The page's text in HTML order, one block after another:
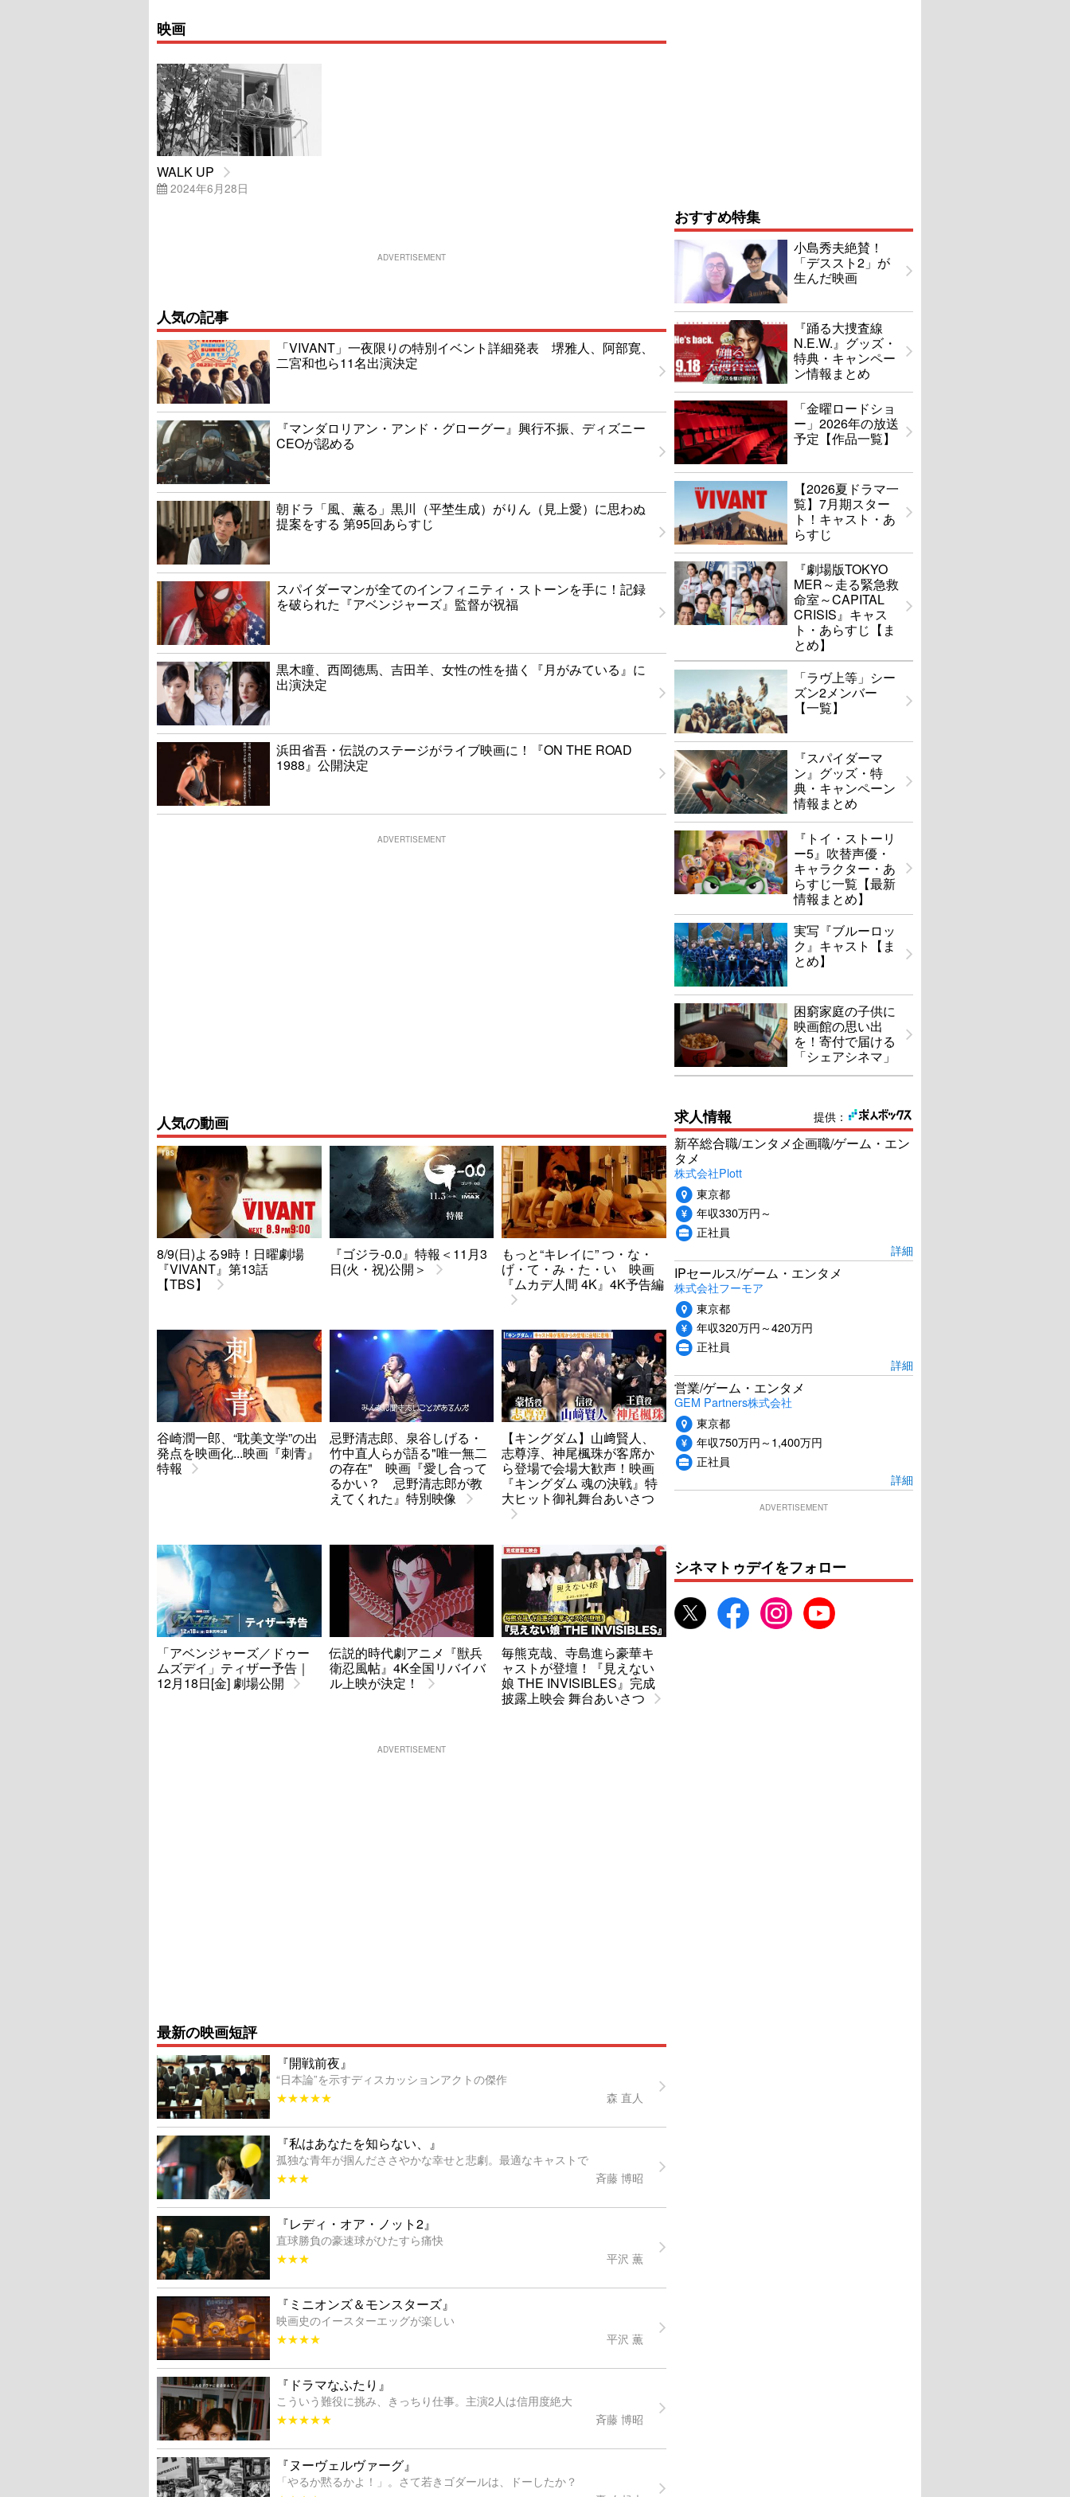
映画
WALK UP
2024年6月28日
ADVERTISEMENT
人気の記事
「VIVANT」一夜限りの特別イベント詳細発表 堺雅人、阿部寛、
二宮和也ら11名出演決定
『マンダロリアン・アンド・グローグー』興行不振、ディズニー
CEOが認める
朝ドラ「風、薫る」黒川（平埜生成）がりん（見上愛）に思わぬ
提案をする 第95回あらすじ
スパイダーマンが全てのインフィニティ・ストーンを手に！記録
を破られた『アベンジャーズ』監督が祝福
黒木瞳、西岡徳馬、吉田羊、女性の性を描く『月がみている』に
出演決定
浜田省吾・伝説のステージがライブ映画に！『ON THE ROAD
1988』公開決定
ADVERTISEMENT
人気の動画
8/9(日)よる9時！日曜劇場
『VIVANT』第13話
【TBS】
『ゴジラ-0.0』特報＜11月3
日(火・祝)公開＞
もっと“キレイに” つ・な・
げ・て・み・た・い 映画
『ムカデ人間 4K』4K予告編
谷崎潤一郎、“耽美文学”の出
発点を映画化...映画『刺青』
特報
忌野清志郎、泉谷しげる・
竹中直人らが語る"唯一無二
の存在" 映画『愛し合って
るかい？ 忌野清志郎が教
えてくれた』特別映像
【キングダム】山﨑賢人、
志尊淳、神尾楓珠が客席か
ら登場で会場大歓声！映画
『キングダム 魂の決戦』特
大ヒット御礼舞台あいさつ
「アベンジャーズ／ドゥー
ムズデイ」ティザー予告｜
12月18日[金] 劇場公開
伝説的時代劇アニメ『獣兵
衛忍風帖』4K全国リバイバ
ル上映が決定！
毎熊克哉、寺島進ら豪華キ
ャストが登壇！『見えない
娘 THE INVISIBLES』完成
披露上映会 舞台あいさつ
ADVERTISEMENT
最新の映画短評
『開戦前夜』
“日本論”を示すディスカッションアクトの傑作
★★★★★
森 直人
『私はあなたを知らない、』
孤独な青年が掴んだささやかな幸せと悲劇。最適なキャストで
★★★
斉藤 博昭
『レディ・オア・ノット2』
直球勝負の豪速球がひたすら痛快
★★★
平沢 薫
『ミニオンズ＆モンスターズ』
映画史のイースターエッグが楽しい
★★★★
平沢 薫
『ドラマなふたり』
こういう難役に挑み、きっちり仕事。主演2人は信用度絶大
★★★★★
斉藤 博昭
『ヌーヴェルヴァーグ』
「やるか黙るかよ！」。さて若きゴダールは、ドーしたか？
おすすめ特集
小島秀夫絶賛！
「デススト2」が
生んだ映画
『踊る大捜査線
N.E.W.』グッズ・
特典・キャンペー
ン情報まとめ
「金曜ロードショ
ー」2026年の放送
予定【作品一覧】
【2026夏ドラマ一
覧】7月期スター
ト！キャスト・あ
らすじ
『劇場版TOKYO
MER～走る緊急救
命室～CAPITAL
CRISIS』キャス
ト・あらすじ【ま
とめ】
「ラヴ上等」シー
ズン2メンバー
【一覧】
『スパイダーマ
ン』グッズ・特
典・キャンペーン
情報まとめ
『トイ・ストーリ
ー5』吹替声優・
キャラクター・あ
らすじ一覧【最新
情報まとめ】
実写『ブルーロッ
ク』キャスト【ま
とめ】
困窮家庭の子供に
映画館の思い出
を！寄付で届ける
「シェアシネマ」
提供：
求人情報
新卒総合職/エンタメ企画職/ゲーム・エン
タメ
株式会社Plott
東京都
年収330万円～
正社員
詳細
IPセールス/ゲーム・エンタメ
株式会社フーモア
東京都
年収320万円～420万円
正社員
詳細
営業/ゲーム・エンタメ
GEM Partners株式会社
東京都
年収750万円～1,400万円
正社員
詳細
ADVERTISEMENT
シネマトゥデイをフォロー